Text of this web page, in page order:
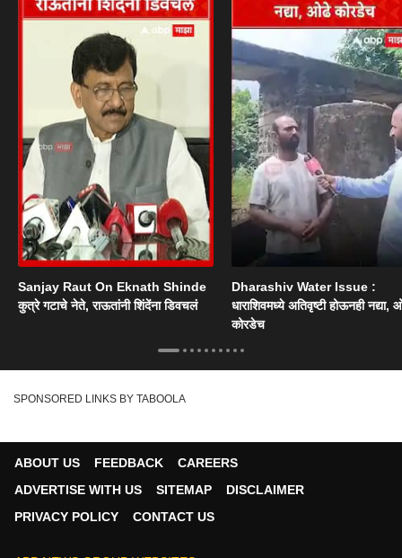
Sanjay Raut On Eknath Shinde
कुत्रे गटाचे नेते, राऊतांनी शिंदेंना डिवचलं
Dharashiv Water Issue :
धाराशिवमध्ये अतिवृष्टी होऊनही नद्या,
कोरडेच
SPONSORED LINKS BY TABOOLA
ABOUT US FEEDBACK
CAREERS
ADVERTISE WITH US
SITEMAP
DISCLAIMER
PRIVACY POLICY
CONTACT US